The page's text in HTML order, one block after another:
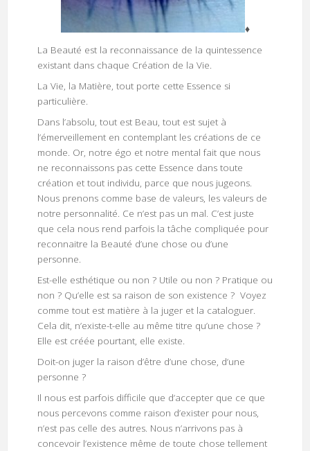
♦
La Beauté est la reconnaissance de la quintessence
existant dans chaque Création de la Vie.
La Vie, la Matière, tout porte cette Essence si
particulière.
Dans l’absolu, tout est Beau, tout est sujet à
l’émerveillement en contemplant les créations de ce
monde. Or, notre égo et notre mental fait que nous
ne reconnaissons pas cette Essence dans toute
création et tout individu, parce que nous jugeons.
Nous prenons comme base de valeurs, les valeurs de
notre personnalité. Ce n’est pas un mal. C’est juste
que cela nous rend parfois la tâche compliquée pour
reconnaitre la Beauté d’une chose ou d’une
personne.
Est-elle esthétique ou non ? Utile ou non ? Pratique ou
non ? Qu’elle est sa raison de son existence ? Voyez
comme tout est matière à la juger et la cataloguer.
Cela dit, n’existe-t-elle au même titre qu’une chose ?
Elle est créée pourtant, elle existe.
Doit-on juger la raison d’être d’une chose, d’une
personne ?
Il nous est parfois difficile que d’accepter que ce que
nous percevons comme raison d’exister pour nous,
n’est pas celle des autres. Nous n’arrivons pas à
concevoir l’existence même de toute chose tellement